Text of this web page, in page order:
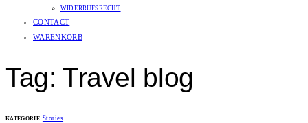
WIDERRUFSRECHT
CONTACT
WARENKORB
Tag: Travel blog
KATEGORIE Stories